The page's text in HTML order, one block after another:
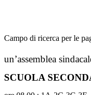
Campo di ricerca per le
un’assemblea
SCUOLA